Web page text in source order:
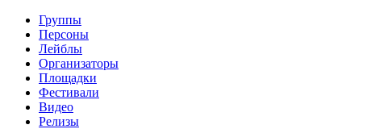
Группы
Персоны
Лейблы
Организаторы
Площадки
Фестивали
Видео
Релизы